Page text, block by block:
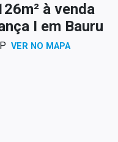
à venda
I em Bauru
VER NO MAPA